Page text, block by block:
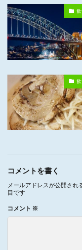
コメントを書く
メールアドレスが公開され
目です
コメント ※